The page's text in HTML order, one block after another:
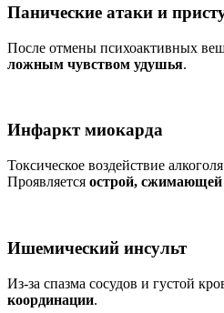
Панические атаки и
После отмены психоактивных
ложным чувством удушья.
Инфаркт миокарда
Токсическое воздействие
Проявляется острой, сжимающей
Ишемический инсульт
Из-за спазма сосудов и густой
координации.